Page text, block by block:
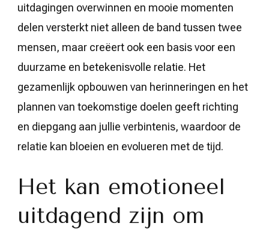
uitdagingen overwinnen en mooie momenten
delen versterkt niet alleen de band tussen twee
mensen, maar creëert ook een basis voor een
duurzame en betekenisvolle relatie. Het
gezamenlijk opbouwen van herinneringen en het
plannen van toekomstige doelen geeft richting
en diepgang aan jullie verbintenis, waardoor de
relatie kan bloeien en evolueren met de tijd.
Het kan emotioneel
uitdagend zijn om